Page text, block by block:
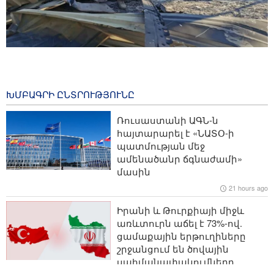
Արհեստական բանականությունը՝ Իրանի օդային
առայության մեջ․ ներկայացվել է օդատիեզերական
ոլորտի 5 ռազմավարական ձեռքբերում
Լահիջանն ու Սիսիանը կդառնան քույր քաղաքներ
ԱՄՆ նախկին պաշտպանության նախարար․ Իրանը
պատերազմում առավելություն ունի
Իրանցի պատանիների փայլուն ելույթը Պեկինում․
Իրանի ռոբոտաշինության ազգային հավաքականը
դարձավ աշխարհի փոխչեմպիոն
ԽՄԲԱԳՐԻ ԸՆՏՐՈՒԹՅՈՒՆԸ
Ռուսաստանի ԱԳՆ-ն
հայտարարել է «ՆԱՏՕ-ի
պատմության մեջ
ամենածանր ճգնաժամի»
մասին
21 hours ago
Իրանի և Թուրքիայի միջև
առևտուրն աճել է 73%-ով.
ցամաքային երթուղիները
շրջանցում են ծովային
սահմանափակումները